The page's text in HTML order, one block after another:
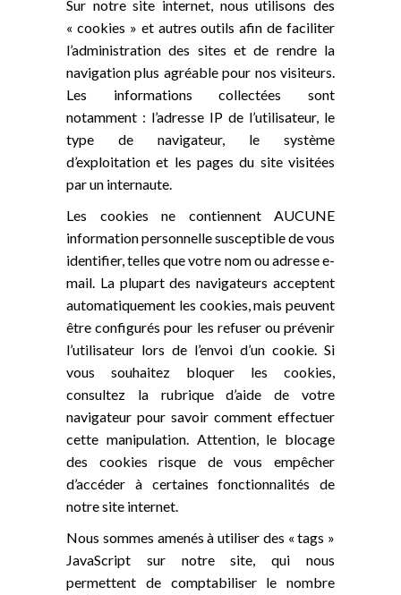
Sur notre site internet, nous utilisons des
« cookies » et autres outils afin de faciliter
l’administration des sites et de rendre la
navigation plus agréable pour nos visiteurs.
Les informations collectées sont
notamment : l’adresse IP de l’utilisateur, le
type de navigateur, le système
d’exploitation et les pages du site visitées
par un internaute.
Les cookies ne contiennent AUCUNE
information personnelle susceptible de vous
identifier, telles que votre nom ou adresse e-
mail. La plupart des navigateurs acceptent
automatiquement les cookies, mais peuvent
être configurés pour les refuser ou prévenir
l’utilisateur lors de l’envoi d’un cookie. Si
vous souhaitez bloquer les cookies,
consultez la rubrique d’aide de votre
navigateur pour savoir comment effectuer
cette manipulation. Attention, le blocage
des cookies risque de vous empêcher
d’accéder à certaines fonctionnalités de
notre site internet.
Nous sommes amenés à utiliser des « tags »
JavaScript sur notre site, qui nous
permettent de comptabiliser le nombre